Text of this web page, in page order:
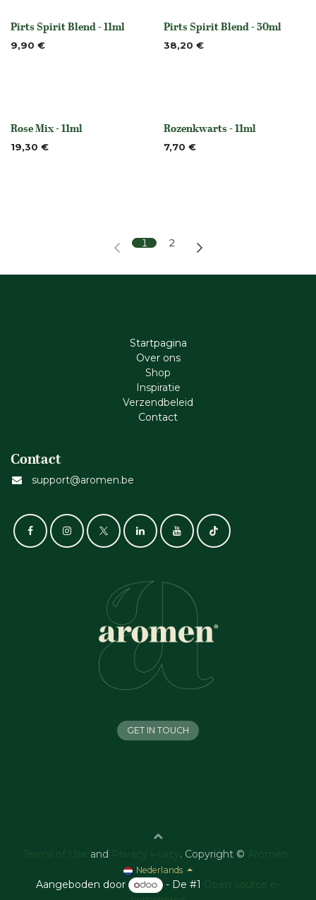
Niet op voorraad
Pirts Spirit Blend - 11ml
9,90 € Niet op voorraad
Pirts Spirit Blend - 50ml
38,20 €
None
Rose Mix - 11ml
19,30 € None
Rozenkwarts - 11ml
7,70 €
1 2
Startpagina
Ove​r​ ons
Shop
Inspiratie
Verzendbeleid
Cont​act
Contact
support@aromen.be
GET IN TOUCH
Terms of Use and Privacy Policy . Copyright © Aromen
Nederlands
Aangeboden door - De #1 Open source e-